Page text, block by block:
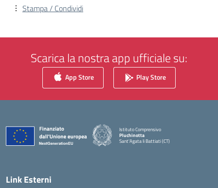
Stampa / Condividi
Scarica la nostra app ufficiale su:
App Store Play Store
Istituto Comprensivo
Pluchinotta
Sant'Agata li Battiati (CT)
— Visita la pagina iniziale della scuola
Link Esterni